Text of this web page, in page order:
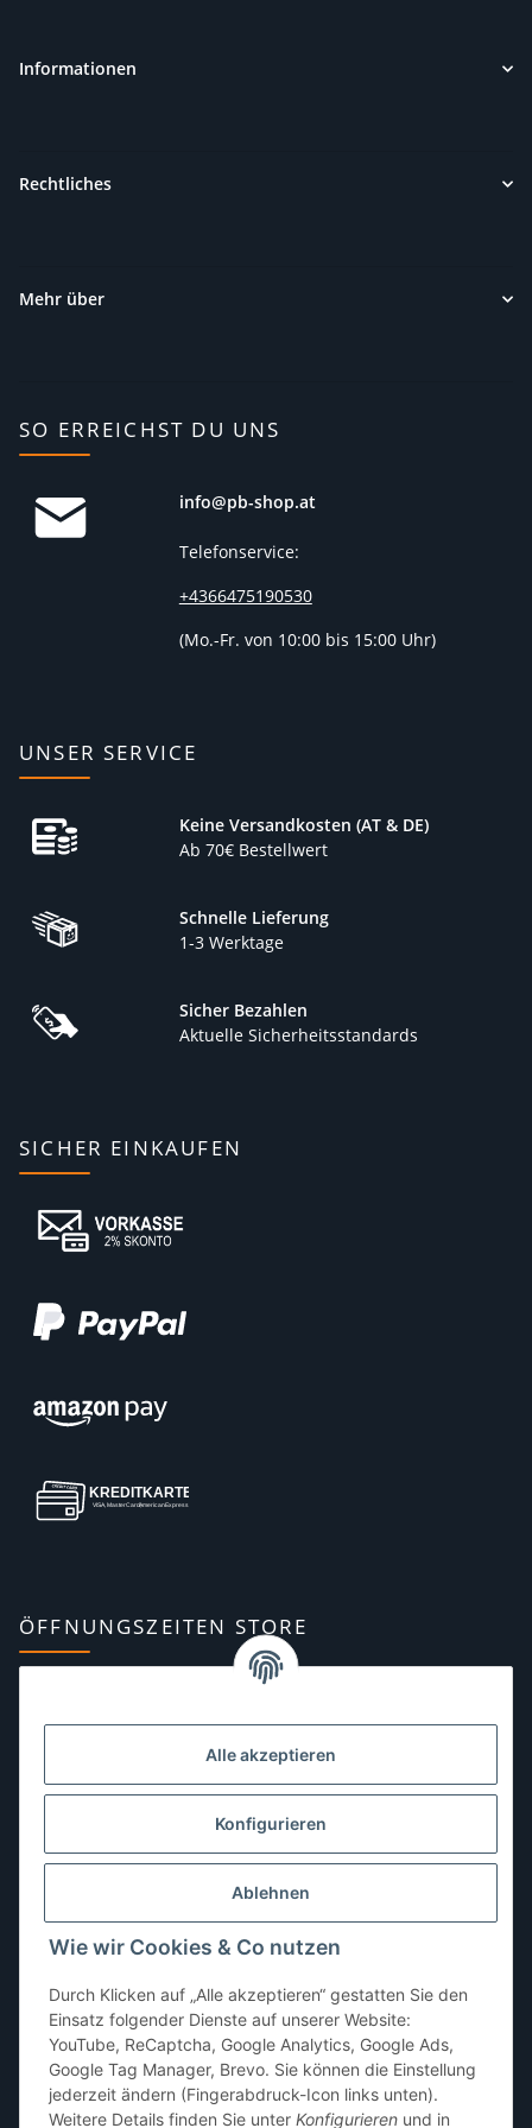
Alle akzeptieren
Konfigurieren
Ablehnen
Wie wir Cookies & Co nutzen
Durch Klicken auf „Alle akzeptieren“ gestatten Sie den
Einsatz folgender Dienste auf unserer Website:
YouTube, ReCaptcha, Google Analytics, Google Ads,
Google Tag Manager, Brevo. Sie können die Einstellung
jederzeit ändern (Fingerabdruck-Icon links unten).
Weitere Details finden Sie unter Konfigurieren und in
Informationen
Rechtliches
Mehr über
SO ERREICHST DU UNS
info@pb-shop.at
Telefonservice:
+4366475190530
(Mo.-Fr. von 10:00 bis 15:00 Uhr)
UNSER SERVICE
Keine Versandkosten (AT & DE)
Ab 70€ Bestellwert
Schnelle Lieferung
1-3 Werktage
Sicher Bezahlen
Aktuelle Sicherheitsstandards
SICHER EINKAUFEN
ÖFFNUNGSZEITEN STORE
10:00–13:00, 14:00–18:00 Uhr
Dienstag:10:00–13:00, 14:00–16:00 Uhr
10:00–13:00 Uhr
Freitag:10:00–13:00, 14:00–18:00 Uhr
Sonntag: geschlossen